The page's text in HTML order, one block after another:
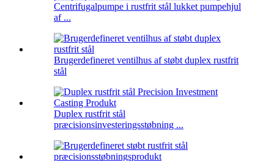
Centrifugalpumpe i rustfrit stål lukket pumpehjul
af ...
Brugerdefineret ventilhus af støbt duplex rustfrit
stål
Duplex rustfrit stål
præcisionsinvesteringsstøbning ...